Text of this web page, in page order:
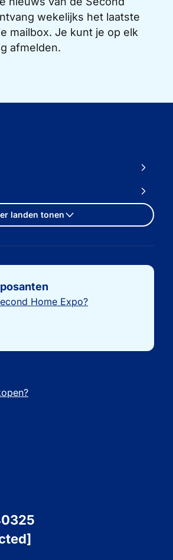
wekelijks het laatste
mailbox. Je kunt je op elk
afmelden.
landen tonen
Home Expo?